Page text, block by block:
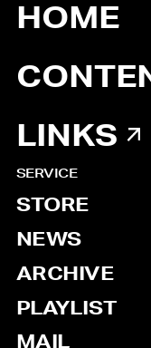
HOME
LINKS
SERVICE
STORE
NEWS
ARCHIVE
PLAYLIST
MAIL